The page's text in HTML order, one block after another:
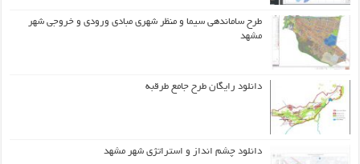
طرح ساماندهی سیما و منظر شهری مبادی ورودی و خروجی شهر
مشهد
دانلود رایگان طرح جامع طرقبه
دانلود چشم انداز و استراتژی شهر مشهد